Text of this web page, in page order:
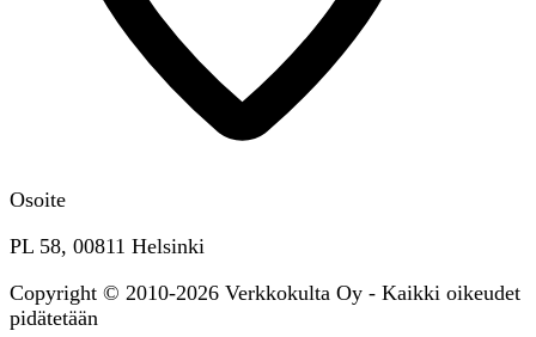
Osoite
PL 58, 00811 Helsinki
Copyright © 2010-2026 Verkkokulta Oy - Kaikki oikeudet
pidätetään